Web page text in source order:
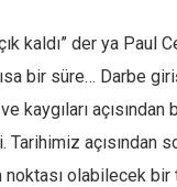
kaldı” der ya Paul
bir süre… Darbe
kaygıları açısından
açısından
noktası olabilecek bir